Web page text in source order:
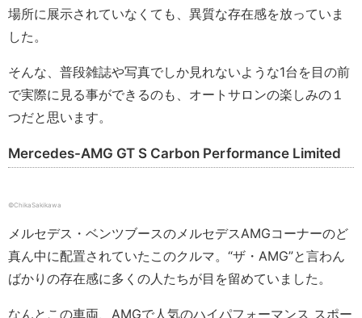
場所に展示されていなくても、異質な存在感を放っていま
した。
そんな、普段雑誌や写真でしか見れないような1台を目の前
で実際に見る事ができるのも、オートサロンの楽しみの１
つだと思います。
Mercedes-AMG GT S Carbon Performance Limited
©ChikaSakikawa
メルセデス・ベンツブースのメルセデスAMGコーナーのど
真ん中に配置されていたこのクルマ。“ザ・AMG”と言わん
ばかりの存在感に多くの人たちが目を留めていました。
なんとこの車両、AMGで人気のハイパフォーマンス スポー